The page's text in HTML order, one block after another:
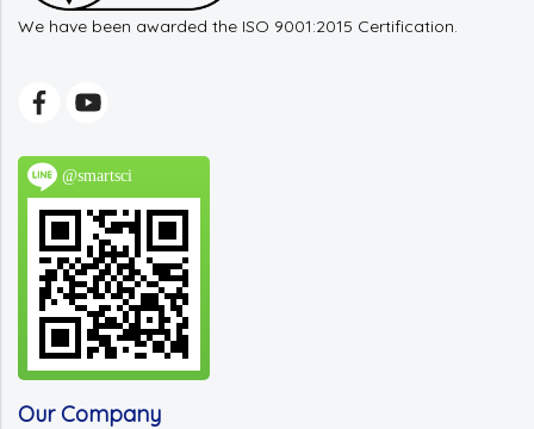
We have been awarded the ISO 9001:2015 Certification.
@smartsci
Our Company